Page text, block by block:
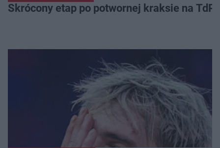
Skrócony etap po potwornej kraksie na